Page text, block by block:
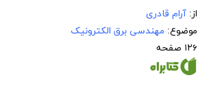
از: آرام قادری
موضوع: مهندسی برق الکترونیک
۱۲۶ صفحه